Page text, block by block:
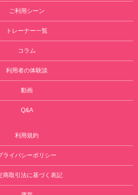
ご利用シーン
トレーナー一覧
コラム
利用者の体験談
動画
Q&A
利用規約
ライバシーポリシー
商取引法に基づく表記